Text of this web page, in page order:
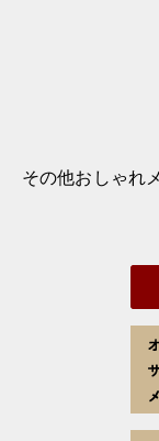
その他おしゃれ